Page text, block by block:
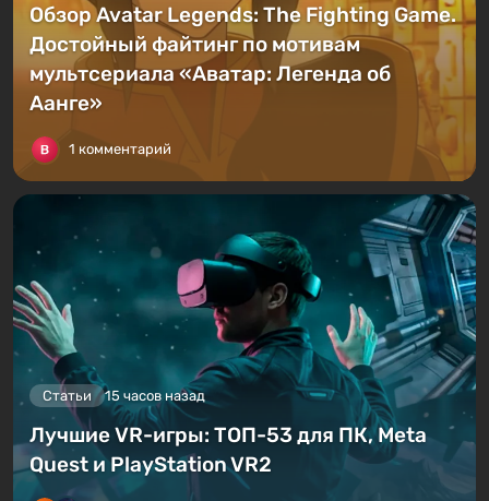
Обзор Avatar Legends: The Fighting Game.
Достойный файтинг по мотивам
мультсериала «Аватар: Легенда об
Аанге»
1 комментарий
Статьи 15 часов назад
Лучшие VR-игры: ТОП-53 для ПК, Meta
Quest и PlayStation VR2